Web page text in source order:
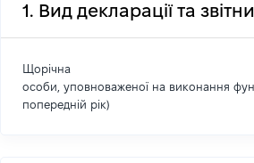
1. Вид декларації та
Щорічна
особи, уповноваженої на виконання
попередній рік)